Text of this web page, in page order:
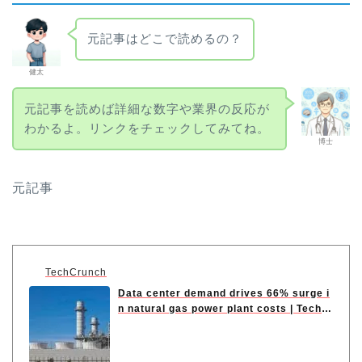
健太
元記事はどこで読めるの？
博士
元記事を読めば詳細な数字や業界の反応が
わかるよ。リンクをチェックしてみてね。
元記事
TechCrunch
Data center demand drives 66% surge i
n natural gas power plant costs | TechC